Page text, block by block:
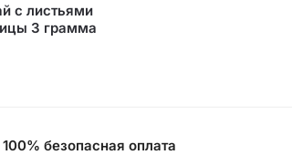
с листьями
3 грамма
100% безопасная оплата